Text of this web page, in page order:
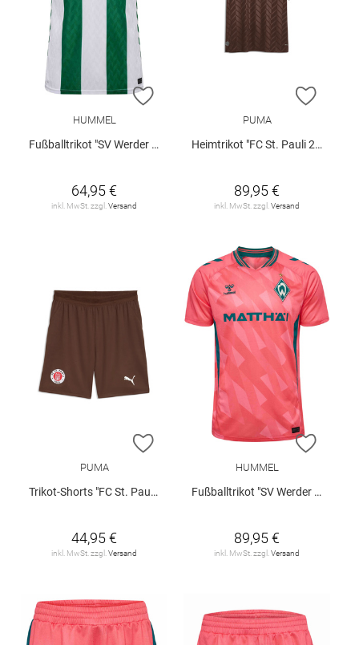
ZUR WUNSCHLISTE HINZUFÜGEN
HUMMEL
Fußballtrikot "SV Werder Bremen Home 2026/27 Women"
64,95 €
inkl. MwSt. zzgl. Versand
ZUR
PUMA
Heimtrikot "FC St. Pauli 26/27"
89,95 €
inkl. MwSt. zzgl. Versand
ZUR WUNSCHLISTE HINZUFÜGEN
PUMA
Trikot-Shorts "FC St. Pauli 26/27"
44,95 €
inkl. MwSt. zzgl. Versand
ZUR
HUMMEL
Fußballtrikot "SV Werder Bremen 3rd 2026/27"
89,95 €
inkl. MwSt. zzgl. Versand